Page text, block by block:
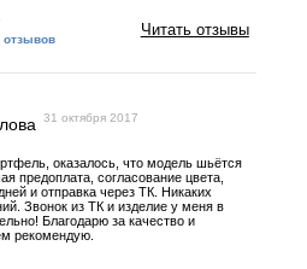
отзывов
Читать отзывы
31 октября 2017
оказалось, что модель шьётся
предоплата, согласование цвета,
и отправка через ТК. Никаких
Звонок из ТК и изделие у меня в
Благодарю за качество и
рекомендую.